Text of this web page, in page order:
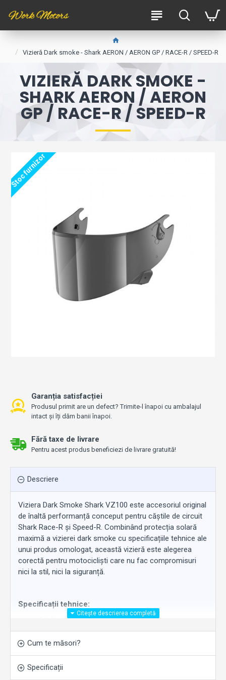
Vizieră Dark smoke - Shark AERON / AERON GP / RACE-R / SPEED-R
VIZIERĂ DARK SMOKE -
SHARK AERON / AERON
GP / RACE-R / SPEED-R
Stoc furnizor
Fără taxe de livrare
Pentru acest produs beneficiezi de livrare gratuită!
Garanția satisfacției
Produsul primit are un defect? Trimite-l înapoi cu ambalajul
intact și îți dăm banii înapoi.
Descriere
Viziera Dark Smoke Shark VZ100 este accesoriul original
de înaltă performanță conceput pentru căștile de circuit
Shark Race-R și Speed-R. Combinând protecția solară
maximă a vizierei dark smoke cu specificațiile tehnice ale
unui produs omologat, această vizieră este alegerea
corectă pentru motocicliști care nu fac compromisuri
nici la stil, nici la siguranță.
Specificații tehnice:
Cod vizieră:VZ100
Omologare:ECE 22-05
Clasă optică:
mm central, 3 mm lateral), distorsiuni zero
Tratament:
Cum te măsori?
Specificații